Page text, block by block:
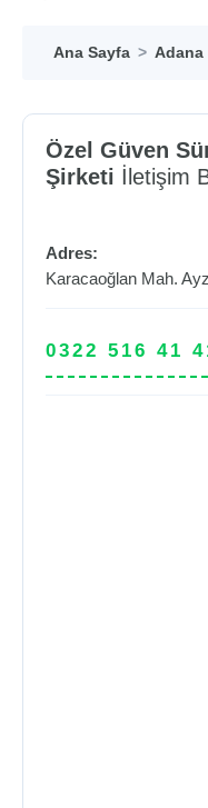
Ana Sayfa Adana
Özel Güven
Şirketi İletişim
Adres:
Karacaoğlan Mah.
0322 516 41